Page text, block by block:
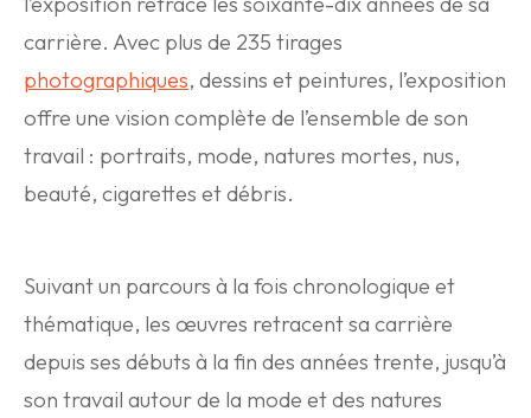
carrière. Avec plus de 235 tirages
photographiques, dessins et peintures, l’exposition
offre une vision complète de l’ensemble de son
travail : portraits, mode, natures mortes, nus,
beauté, cigarettes et débris.
Suivant un parcours à la fois chronologique et
thématique, les œuvres retracent sa carrière
depuis ses débuts à la fin des années trente, jusqu’à
son travail autour de la mode et des natures